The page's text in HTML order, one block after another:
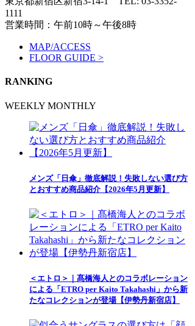
1111
営業時間：午前10時～午後8時
MAP/ACCESS
FLOOR GUIDE >
RANKING
WEEKLY MONTHLY
メンズ「日傘」徹底解説！失敗しない選び方
とおすすめ商品紹介【2026年5月更新】
＜エトロ＞｜髙橋海人とのコラボレーション
による「ETRO per Kaito Takahashi」から新
たなコレクションが登場【伊勢丹新宿店】